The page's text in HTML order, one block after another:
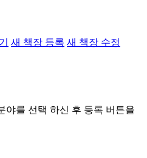
새 책장 등록 새 책장 수정
야를 선택 하신 후 등록 버튼을